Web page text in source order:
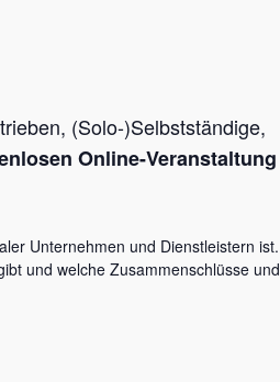
(Solo-)Selbstständige,
Online-Veranstaltung
Unternehmen und Dienstleistern ist.
und welche Zusammenschlüsse und